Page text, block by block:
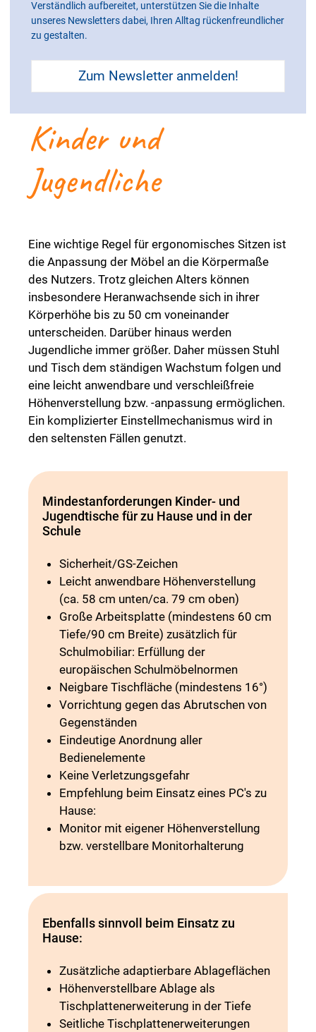
rückengerechte
Stühle und
Schreibtische für
Kinder und
Jugendliche
Eine wichtige Regel für ergonomisches Sitzen ist
die Anpassung der Möbel an die Körpermaße
des Nutzers. Trotz gleichen Alters können
insbesondere Heranwachsende sich in ihrer
Körperhöhe bis zu 50 cm voneinander
unterscheiden. Darüber hinaus werden
Jugendliche immer größer. Daher müssen Stuhl
und Tisch dem ständigen Wachstum folgen und
eine leicht anwendbare und verschleißfreie
Höhenverstellung bzw. -anpassung ermöglichen.
Ein komplizierter Einstellmechanismus wird in
den seltensten Fällen genutzt.
Mindestanforderungen Kinder- und
Jugendtische für zu Hause und in der
Schule
Sicherheit/GS-Zeichen
Leicht anwendbare Höhenverstellung
(ca. 58 cm unten/ca. 79 cm oben)
Große Arbeitsplatte (mindestens 60 cm
Tiefe/90 cm Breite) zusätzlich für
Schulmobiliar: Erfüllung der
europäischen Schulmöbelnormen
Neigbare Tischfläche (mindestens 16°)
Vorrichtung gegen das Abrutschen von
Gegenständen
Eindeutige Anordnung aller
Bedienelemente
Keine Verletzungsgefahr
Empfehlung beim Einsatz eines PC's zu
Hause:
Monitor mit eigener Höhenverstellung
bzw. verstellbare Monitorhalterung
Ebenfalls sinnvoll beim Einsatz zu
Hause:
Zusätzliche adaptierbare Ablageflächen
Höhenverstellbare Ablage als
Tischplattenerweiterung in der Tiefe
Seitliche Tischplattenerweiterungen
Verständlich aufbereitet, unterstützen Sie die Inhalte
unseres Newsletters dabei, Ihren Alltag rückenfreundlicher
zu gestalten.
Zum Newsletter anmelden!